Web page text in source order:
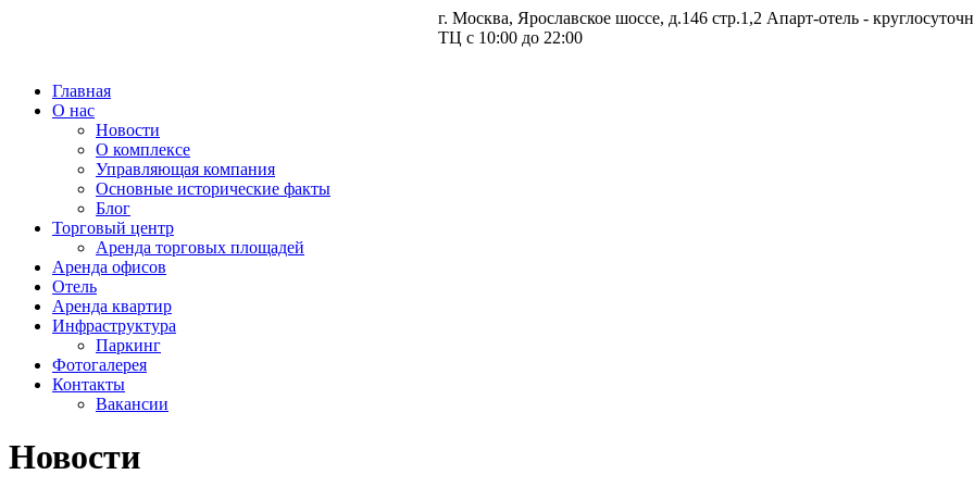
г. Москва, Ярославское шоссе, д.146 стр.1,2 Апарт-отель -
ТЦ с 10:00 до 22:00
Главная
О нас
Новости
О комплексе
Управляющая компания
Основные исторические факты
Блог
Торговый центр
Аренда торговых площадей
Аренда офисов
Отель
Аренда квартир
Инфраструктура
Паркинг
Фотогалерея
Контакты
Вакансии
Новости